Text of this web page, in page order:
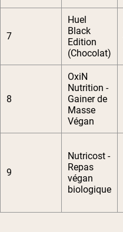
7
Huel
Black
Edition
(Chocolat)
8
OxiN
Nutrition -
Gainer de
Masse
Végan
9
Nutricost -
Repas
végan
biologique